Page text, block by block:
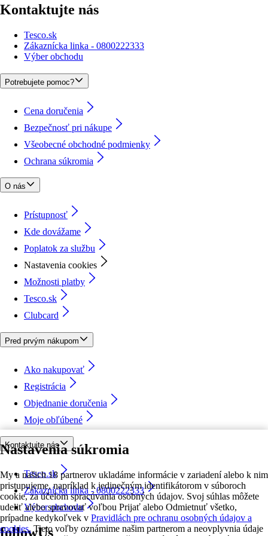
Nastavenia súkromia
My a našich 18 partnerov ukladáme informácie v zariadení alebo k nim
pristupujeme, napríklad k jedinečným identifikátorom v súboroch
cookie, za účelom spracúvania osobných údajov. Svoj súhlas môžete
udeliť alebo spravovať voľbou Prijať alebo Odmietnuť všetko,
prípadne kedykoľvek v Pravidlách pre ochranu osobných údajov a
cookies. Tieto voľby oznámime našim partnerom a neovplyvnia údaje
Kontaktujte nás
Tesco.sk
Zákaznícka linka - 0800222333
Výber obchodu
Potrebujete pomoc?
Cena doručenia
Bezpečnosť pri nákupe
Všeobecné obchodné podmienky
Ochrana súkromia
O nás
Prístupnosť
Kde dovážame
Poplatok za službu
Nastavenia cookies
Možnosti platby
Tesco.sk
Clubcard
Pred prvým nákupom
Ako nakupovať
Registrácia
Objednanie doručenia
Moje obľúbené
Kontaktujte nás
Tesco.sk
Zákaznícka linka - 0800222333
Výber obchodu
followUs